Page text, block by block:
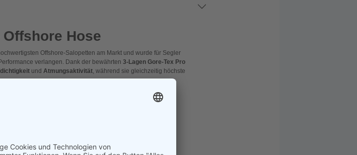
Offshore Hose
Offshore-Salopetten am Markt und wurde für Segler
verlangen. Dank der bewährten 3-Lagen Gore-Tex Pro
und Atmungsaktivität, während sie gleichzeitig höchste
Offshore-Schläge, lange Passagen und alle Segler, die auf